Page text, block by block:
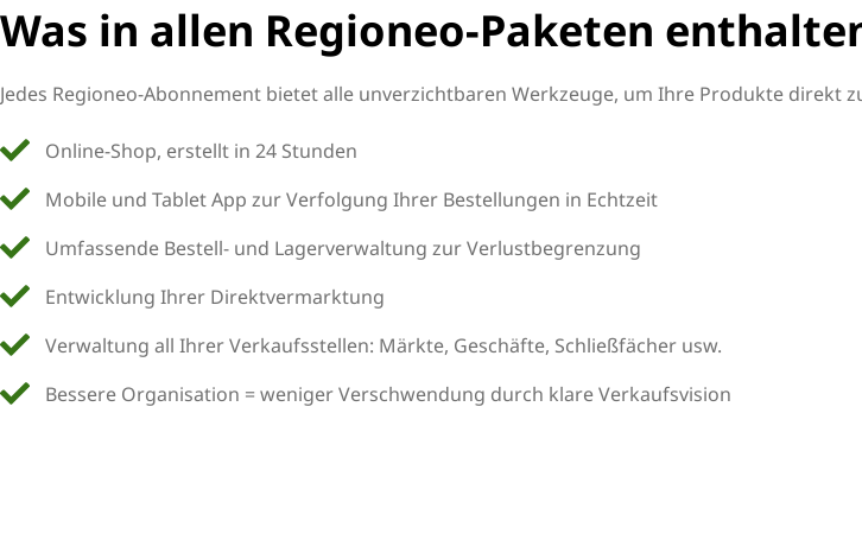
Was in allen Regioneo-Paketen
Jedes Regioneo-Abonnement bietet alle unverzichtbaren Werkzeuge, um Ihre Produkte
Online-Shop, erstellt in 24 Stunden
Mobile und Tablet App zur Verfolgung Ihrer Bestellungen in Echtzeit
Umfassende Bestell- und Lagerverwaltung zur Verlustbegrenzung
Entwicklung Ihrer Direktvermarktung
Verwaltung all Ihrer Verkaufsstellen: Märkte, Geschäfte, Schließfächer usw.
Bessere Organisation = weniger Verschwendung durch klare Verkaufsvision